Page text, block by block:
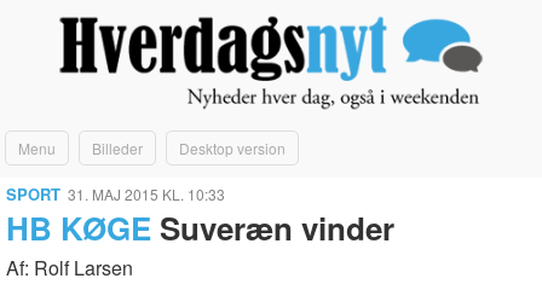
Menu Billeder Desktop version
SPORT 31. MAJ 2015 KL. 10:33
HB KØGE Suveræn vinder
Af: Rolf Larsen